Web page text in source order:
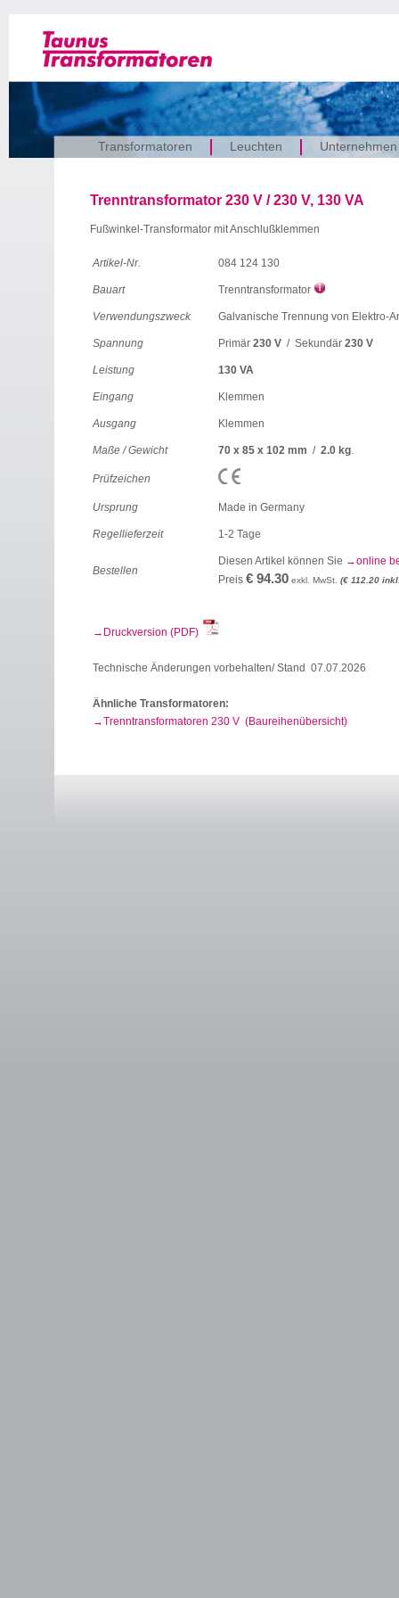
Transformatoren Leuchten Unternehmen
Trenntransformator 230 V / 230 V, 130 VA
Fußwinkel-Transformator mit Anschlußklemmen
Artikel-Nr. 084 124 130
Bauart Trenntransformator
Verwendungszweck Galvanische Trennung von Elektro-
Spannung Primär 230 V / Sekundär 230 V
Leistung 130 VA
Eingang Klemmen
Ausgang Klemmen
Maße / Gewicht 70 x 85 x 102 mm / 2.0 kg.
Prüfzeichen
Ursprung Made in Germany
Regellieferzeit 1-2 Tage
Bestellen
Diesen Artikel können Sie
online
Preis € 94.30 exkl. MwSt. (€ 112.20
Druckversion (PDF)
Technische Änderungen vorbehalten/ Stand 07.07.2026
Ähnliche Transformatoren:
Trenntransformatoren 230 V (Baureihenübersicht)